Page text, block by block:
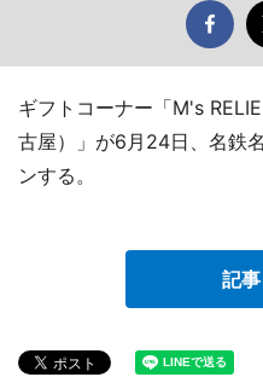
ギフトコーナー「M's
古屋）」が6月24日、名鉄
ンする。
記